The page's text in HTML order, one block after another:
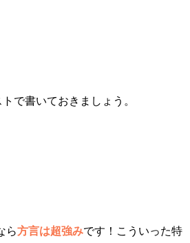
で書いておきましょう。
ら方言は超強みです！こういった特